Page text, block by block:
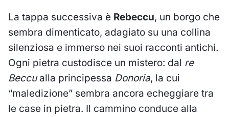
La tappa successiva è Rebeccu, un borgo che
sembra dimenticato, adagiato su una collina
silenziosa e immerso nei suoi racconti antichi.
Ogni pietra custodisce un mistero: dal re
Beccualla principessa Donoria, la cui
“maledizione” sembra ancora echeggiare tra
le case in pietra. Il cammino conduce alla